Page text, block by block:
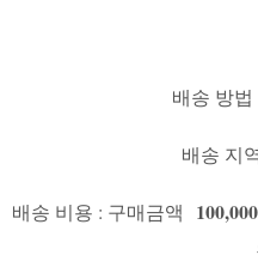
배송 방
배송 지
배송 비용 : 구매금액